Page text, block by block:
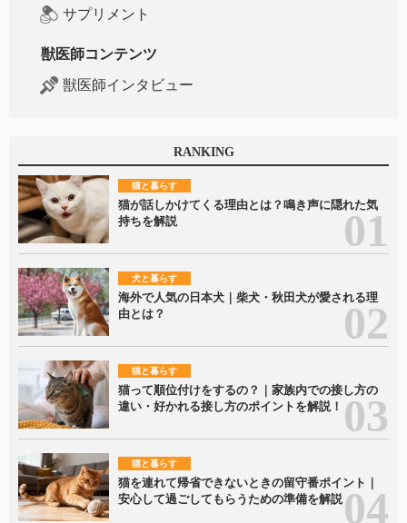
サプリメント
獣医師コンテンツ
獣医師インタビュー
RANKING
猫と暮らす
猫が話しかけてくる理由とは？鳴き声に隠れた気
持ちを解説
犬と暮らす
海外で人気の日本犬｜柴犬・秋田犬が愛される理
由とは？
猫と暮らす
猫って順位付けをするの？｜家族内での接し方の
違い・好かれる接し方のポイントを解説！
猫と暮らす
猫を連れて帰省できないときの留守番ポイント｜
安心して過ごしてもらうための準備を解説